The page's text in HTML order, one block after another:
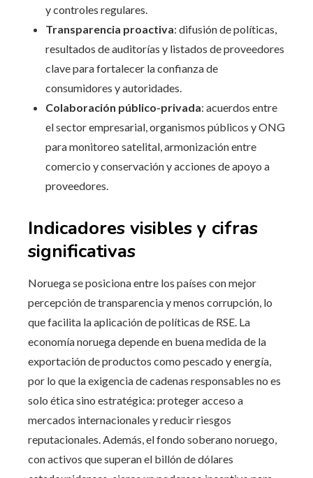
y controles regulares.
Transparencia proactiva: difusión de políticas,
resultados de auditorías y listados de proveedores
clave para fortalecer la confianza de
consumidores y autoridades.
Colaboración público-privada: acuerdos entre
el sector empresarial, organismos públicos y ONG
para monitoreo satelital, armonización entre
comercio y conservación y acciones de apoyo a
proveedores.
Indicadores visibles y cifras
significativas
Noruega se posiciona entre los países con mejor
percepción de transparencia y menos corrupción, lo
que facilita la aplicación de políticas de RSE. La
economía noruega depende en buena medida de la
exportación de productos como pescado y energía,
por lo que la exigencia de cadenas responsables no es
solo ética sino estratégica: proteger acceso a
mercados internacionales y reducir riesgos
reputacionales. Además, el fondo soberano noruego,
con activos que superan el billón de dólares